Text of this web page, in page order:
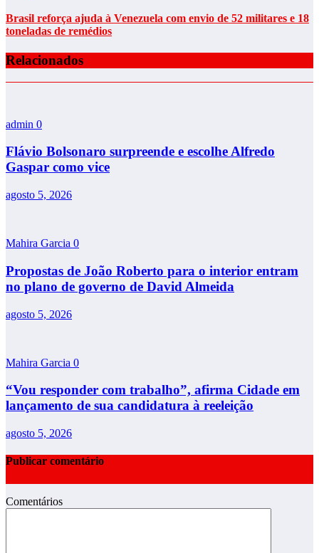
Brasil reforça ajuda à Venezuela com envio de 52 militares e 18
toneladas de remédios
Relacionados
admin 0
Flávio Bolsonaro surpreende e escolhe Alfredo
Gaspar como vice
agosto 5, 2026
Mahira Garcia 0
Propostas de João Roberto para o interior entram
no plano de governo de David Almeida
agosto 5, 2026
Mahira Garcia 0
“Vou responder com trabalho”, afirma Cidade em
lançamento de sua candidatura à reeleição
agosto 5, 2026
Publicar comentário
Comentários